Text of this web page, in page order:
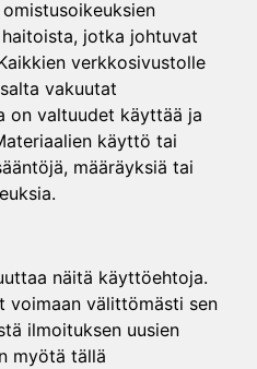
jotka johtuvat
verkkosivustolle
vakuutat
on valtuudet käyttää ja
käyttö tai
määräyksiä tai
näitä käyttöehtoja.
voimaan välittömästi sen
ilmoituksen uusien
myötä tällä